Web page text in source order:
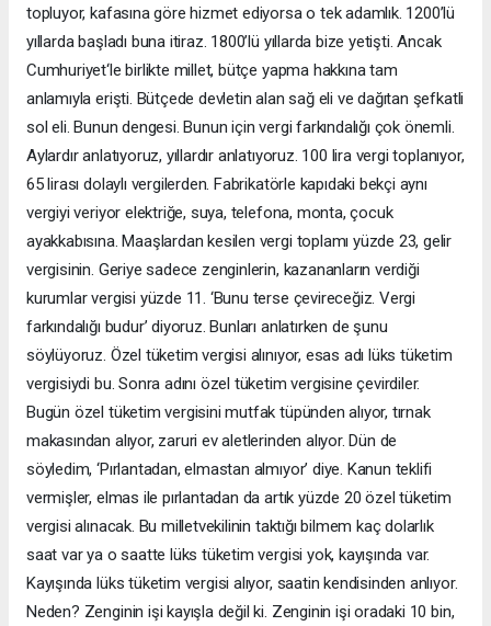
topluyor, kafasına göre hizmet ediyorsa o tek adamlık. 1200’lü
yıllarda başladı buna itiraz. 1800’lü yıllarda bize yetişti. Ancak
Cumhuriyet‘le birlikte millet, bütçe yapma hakkına tam
anlamıyla erişti. Bütçede devletin alan sağ eli ve dağıtan şefkatli
sol eli. Bunun dengesi. Bunun için vergi farkındalığı çok önemli.
Aylardır anlatıyoruz, yıllardır anlatıyoruz. 100 lira vergi toplanıyor,
65 lirası dolaylı vergilerden. Fabrikatörle kapıdaki bekçi aynı
vergiyi veriyor elektriğe, suya, telefona, monta, çocuk
ayakkabısına. Maaşlardan kesilen vergi toplamı yüzde 23, gelir
vergisinin. Geriye sadece zenginlerin, kazananların verdiği
kurumlar vergisi yüzde 11. ‘Bunu terse çevireceğiz. Vergi
farkındalığı budur’ diyoruz. Bunları anlatırken de şunu
söylüyoruz. Özel tüketim vergisi alınıyor, esas adı lüks tüketim
vergisiydi bu. Sonra adını özel tüketim vergisine çevirdiler.
Bugün özel tüketim vergisini mutfak tüpünden alıyor, tırnak
makasından alıyor, zaruri ev aletlerinden alıyor. Dün de
söyledim, ‘Pırlantadan, elmastan almıyor’ diye. Kanun teklifi
vermişler, elmas ile pırlantadan da artık yüzde 20 özel tüketim
vergisi alınacak. Bu milletvekilinin taktığı bilmem kaç dolarlık
saat var ya o saatte lüks tüketim vergisi yok, kayışında var.
Kayışında lüks tüketim vergisi alıyor, saatin kendisinden anlıyor.
Neden? Zenginin işi kayışla değil ki. Zenginin işi oradaki 10 bin,